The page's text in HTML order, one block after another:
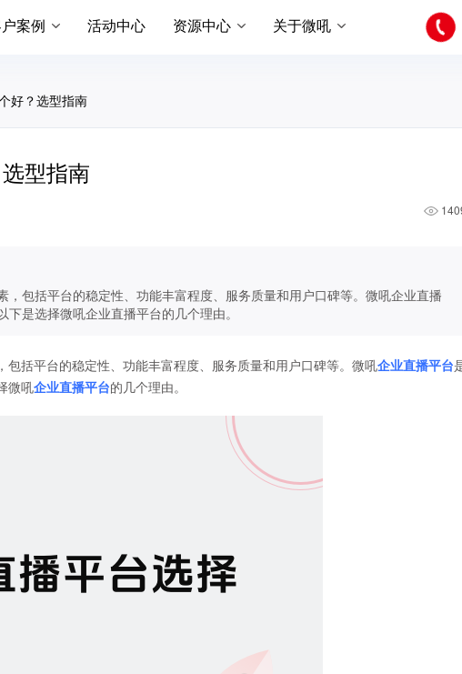
案例 活动中心 资源中心 关于微吼
好？选型指南
型指南
，包括平台的稳定性、功能丰富程度、服务质量和用户口碑等。微吼企业直播
是选择微吼企业直播平台的几个理由。
括平台的稳定性、功能丰富程度、服务质量和用户口碑等。微吼企业直播平台
微吼企业直播平台的几个理由。